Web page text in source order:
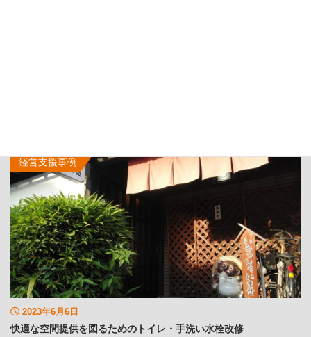
2023年6月6日
快適な空間提供を図るためのトイレ・手洗い水栓改修
経営支援事例